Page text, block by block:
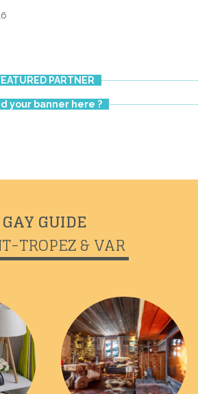
PARTNER
your banner here ?
GAY GUIDE
TROPEZ & VAR